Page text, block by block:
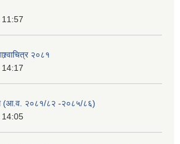
२०८१
(आ.व. २०८१/८२ -२०८५/८६)